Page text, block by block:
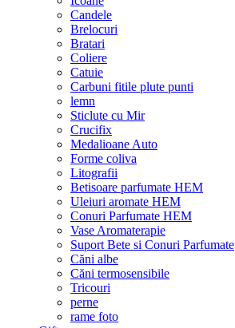
Candele
Brelocuri
Bratari
Coliere
Catuie
Carbuni fitile plute punti
lemn
Sticlute cu Mir
Crucifix
Medalioane Auto
Forme coliva
Litografii
Betisoare parfumate HEM
Uleiuri aromate HEM
Conuri Parfumate HEM
Vase Aromaterapie
Suport Bete si Conuri Parfumate
Căni albe
Căni termosensibile
Tricouri
perne
rame foto